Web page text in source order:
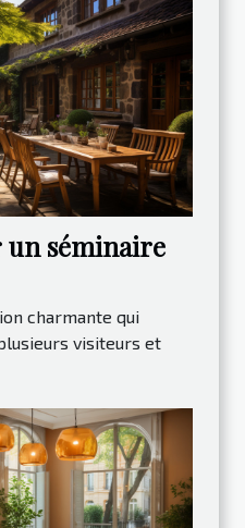
un séminaire
charmante qui
visiteurs et